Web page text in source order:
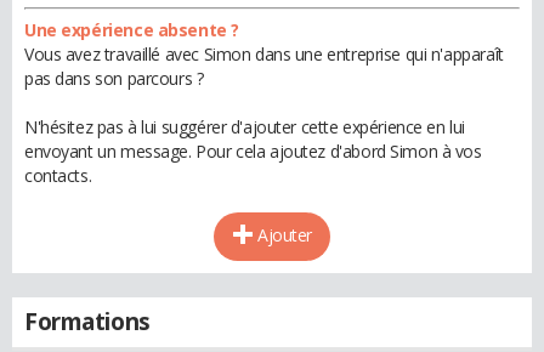
Une expérience absente ?
Vous avez travaillé avec Simon dans une entreprise qui n'apparaît
pas dans son parcours ?
N'hésitez pas à lui suggérer d'ajouter cette expérience en lui
envoyant un message. Pour cela ajoutez d'abord Simon à vos
contacts.
Ajouter
Formations